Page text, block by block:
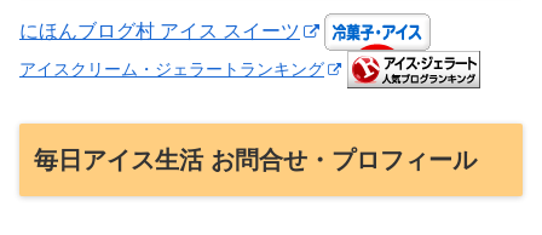
にほんブログ村 アイス スイーツ
アイスクリーム・ジェラートランキング
毎日アイス生活 お問合せ・プロフィール